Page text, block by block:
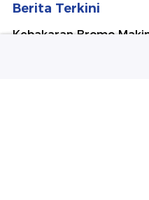
Berita Terkini
Kebakaran Bromo